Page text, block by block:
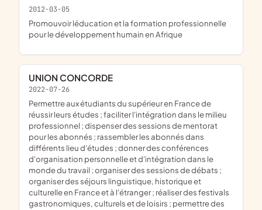
2012-03-05
promouvoir léducation et la formation professionnelle
pour le développement humain en Afrique
UNION CONCORDE
2022-07-26
permettre aux étudiants du supérieur en France de
réussir leurs études ; faciliter l'intégration dans le milieu
professionnel ; dispenser des sessions de mentorat
pour les abonnés ; rassembler les abonnés dans
différents lieu d'études ; donner des conférences
d'organisation personnelle et d'intégration dans le
monde du travail ; organiser des sessions de débats ;
organiser des séjours linguistique, historique et
culturelle en France et à l'étranger ; réaliser des festivals
gastronomiques, culturels et de loisirs ; permettre des